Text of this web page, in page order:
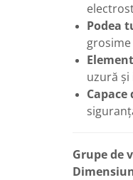
Elemente Incluzive
Podea
uzură
Grupe de